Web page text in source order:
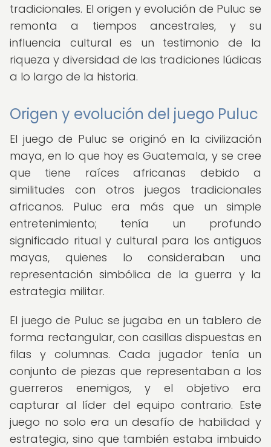
tradicionales. El origen y evolución de Puluc se
remonta a tiempos ancestrales, y su
influencia cultural es un testimonio de la
riqueza y diversidad de las tradiciones lúdicas
a lo largo de la historia.
Origen y evolución del juego Puluc
El juego de Puluc se originó en la civilización
maya, en lo que hoy es Guatemala, y se cree
que tiene raíces africanas debido a
similitudes con otros juegos tradicionales
africanos. Puluc era más que un simple
entretenimiento; tenía un profundo
significado ritual y cultural para los antiguos
mayas, quienes lo consideraban una
representación simbólica de la guerra y la
estrategia militar.
El juego de Puluc se jugaba en un tablero de
forma rectangular, con casillas dispuestas en
filas y columnas. Cada jugador tenía un
conjunto de piezas que representaban a los
guerreros enemigos, y el objetivo era
capturar al líder del equipo contrario. Este
juego no solo era un desafío de habilidad y
estrategia, sino que también estaba imbuido